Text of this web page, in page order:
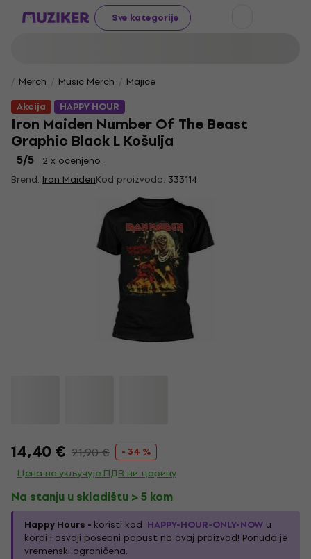
Sve kategorije
Merch Music Merch
Majice
HAPPY HOUR
Akcija
Iron Maiden Number Of The Beast
Graphic Black L Košulja
5/5
2 x ocenjeno
Brend: Iron MaidenKod proizvoda: 333114
14,40 € 21,90 € - 34 %
Цена не укључује ПДВ ни царину
Na stanju u skladištu > 5 kom
Happy Hours - koristi kod HAPPY-HOUR-ONLY-NOW u
korpi i osvoji posebni popust na ovaj proizvod! Ponuda je
vremenski ograničena.